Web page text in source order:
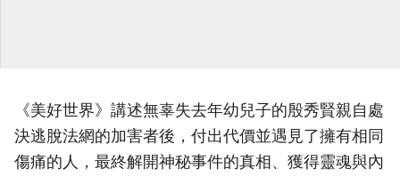
《美好世界》講述無辜失去年幼兒子的殷秀賢親自處
決逃脫法網的加害者後，付出代價並遇見了擁有相同
傷痛的人，最終解開神秘事件的真相、獲得靈魂與內